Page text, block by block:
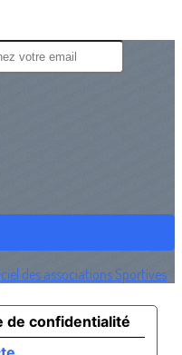
des associations Sportives
de confidentialité